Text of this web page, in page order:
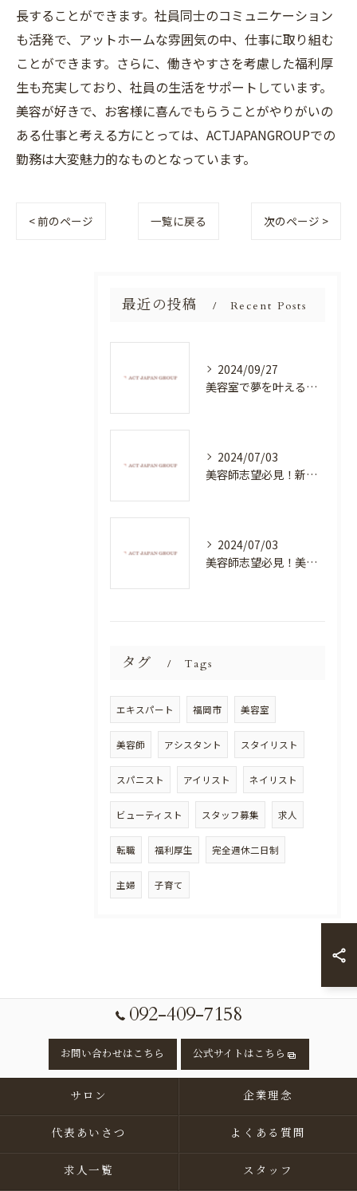
長することができます。社員同士のコミュニケーション
も活発で、アットホームな雰囲気の中、仕事に取り組む
ことができます。さらに、働きやすさを考慮した福利厚
生も充実しており、社員の生活をサポートしています。
美容が好きで、お客様に喜んでもらうことがやりがいの
ある仕事と考える方にとっては、ACTJAPANGROUPでの
勤務は大変魅力的なものとなっています。
< 前のページ 一覧に戻る 次のページ >
最近の投稿 Recent Posts
2024/09/27
美容室で夢を叶える！自分を磨く新たなチャンス
2024/07/03
美容師志望必見！新たな価値を創造する美容室でハイレベルな技術を学べる環境
2024/07/03
美容師志望必見！美容室NEWSTANDARDで最高のスキルアップを目指そう！
タグ Tags
エキスパート 福岡市 美容室
美容師 アシスタント スタイリスト
スパニスト アイリスト ネイリスト
ビューティスト スタッフ募集 求人
転職 福利厚生 完全週休二日制
主婦 子育て
092-409-7158
お問い合わせはこちら 公式サイトはこちら
サロン 企業理念
代表あいさつ よくある質問
求人一覧 スタッフ